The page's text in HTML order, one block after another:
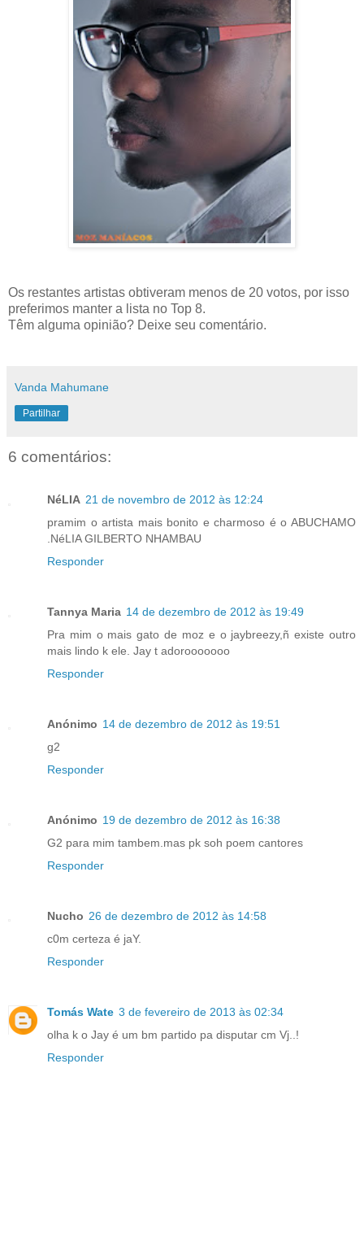
Os restantes artistas obtiveram menos de 20 votos, por isso
preferimos manter a lista no Top 8.
Têm alguma opinião? Deixe seu comentário.
Vanda Mahumane
Partilhar
6 comentários:
NéLIA 21 de novembro de 2012 às 12:24
pramim o artista mais bonito e charmoso é o ABUCHAMO
.NéLIA GILBERTO NHAMBAU
Responder
Tannya Maria 14 de dezembro de 2012 às 19:49
Pra mim o mais gato de moz e o jaybreezy,ñ existe outro
mais lindo k ele. Jay t adorooooooo
Responder
Anónimo 14 de dezembro de 2012 às 19:51
g2
Responder
Anónimo 19 de dezembro de 2012 às 16:38
G2 para mim tambem.mas pk soh poem cantores
Responder
Nucho 26 de dezembro de 2012 às 14:58
c0m certeza é jaY.
Responder
Tomás Wate 3 de fevereiro de 2013 às 02:34
olha k o Jay é um bm partido pa disputar cm Vj..!
Responder